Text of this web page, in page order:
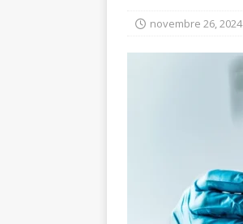
novembre 26, 2024